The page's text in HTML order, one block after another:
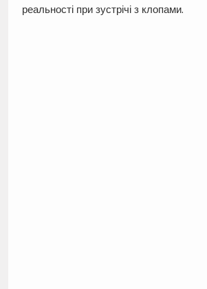
реальності при зустрічі з клопами.